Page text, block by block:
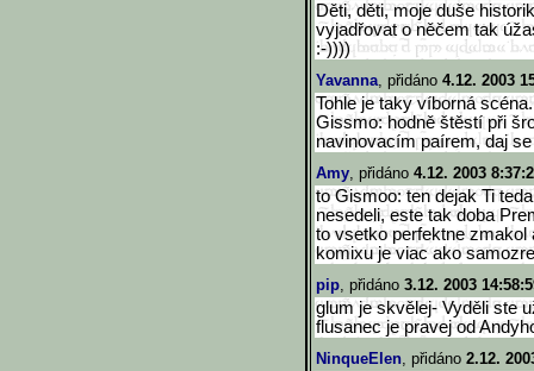
Děti, děti, moje duše
vyjadřovat o něčem tak
:-))))
Yavanna, přidáno 4.12. 2003
Tohle je taky víborná scéna.
Gissmo: hodně štěstí při
navinovacím paírem, daj
Amy, přidáno 4.12. 2003
to Gismoo: ten dejak Ti
nesedeli, este tak doba
to vsetko perfektne zmakol
komixu je viac ako
pip, přidáno 3.12. 2003
glum je skvělej- Vyděli ste
flusanec je pravej od
NinqueElen, přidáno 2.12.